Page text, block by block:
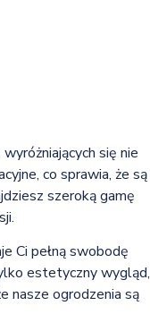
się nie
co sprawia, że są
szeroką gamę
Ci pełną swobodę
estetyczny wygląd,
nasze ogrodzenia są